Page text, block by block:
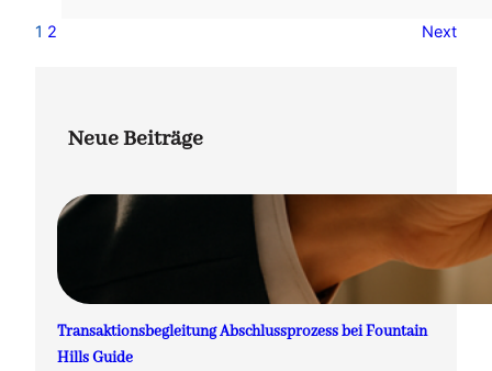
1 2 Next
Neue Beiträge
Transaktionsbegleitung Abschlussprozess bei Fountain
Hills Guide